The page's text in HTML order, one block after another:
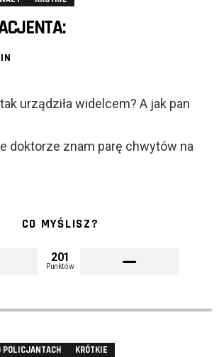
urządziła widelcem? A jak pan
doktorze znam parę chwytów na
CO MYŚLISZ?
201
Punktów
POLICJANTACH KRÓTKIE